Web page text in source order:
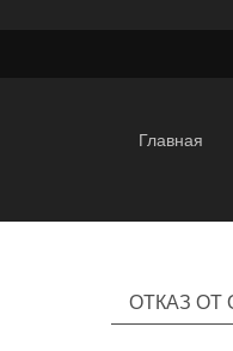
Главная
ОТКАЗ ОТ